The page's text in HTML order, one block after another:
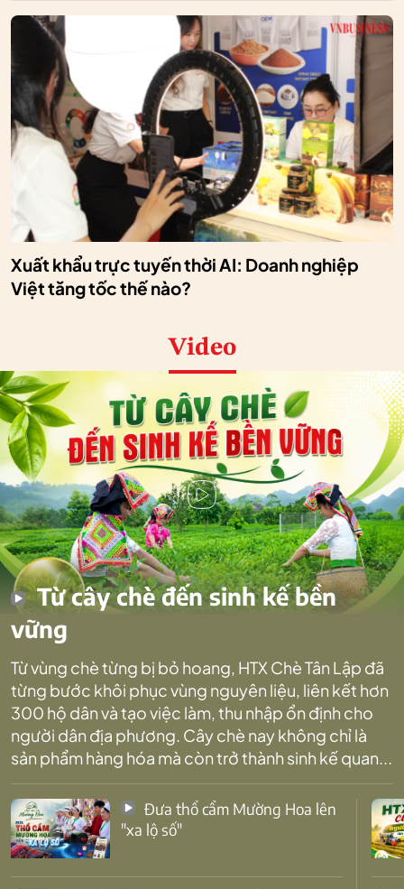
Xuất khẩu trực tuyến thời AI: Doanh nghiệp
Việt tăng tốc thế nào?
Video
Từ cây chè đến sinh kế bền
vững
Từ vùng chè từng bị bỏ hoang, HTX Chè Tân Lập đã
từng bước khôi phục vùng nguyên liệu, liên kết hơn
300 hộ dân và tạo việc làm, thu nhập ổn định cho
người dân địa phương. Cây chè nay không chỉ là
sản phẩm hàng hóa mà còn trở thành sinh kế quan...
"xa lộ số"